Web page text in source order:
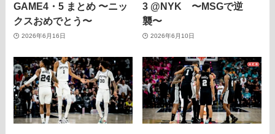
GAME4・5 まとめ 〜ニッ
クスおめでとう〜
2026年6月16日
3 @NYK 〜MSGで逆
襲〜
2026年6月10日